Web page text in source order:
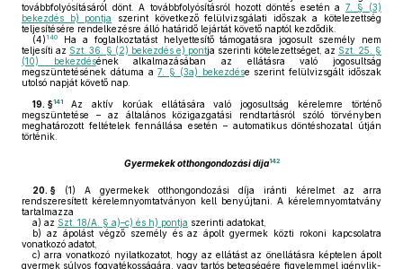
továbbfolyósításáról dönt. A továbbfolyósításról hozott döntés esetén a 7. § (3)
bekezdés b) pontja
szerint következő felülvizsgálati időszak a kötelezettség
teljesítésére rendelkezésre álló határidő lejártát követő naptól kezdődik.
(4) 140
Ha a foglalkoztatást helyettesítő támogatásra jogosult személy nem
teljesíti az Szt. 36. § (2) bekezdés e) pontja szerinti kötelezettséget, az Szt. 25. §
(10) bekezdésének alkalmazásában az ellátásra való jogosultság
megszüntetésének dátuma a7. § (3a) bekezdése szerint felülvizsgált időszak
utolsó napját követő nap.
19. §141
Az aktív korúak ellátására való jogosultság kérelemre történő
megszüntetése – az általános közigazgatási rendtartásról szóló törvényben
meghatározott feltételek fennállása esetén – automatikus döntéshozatal útján
történik.
Gyermekek otthongondozási díja142
20. § (1) A gyermekek otthongondozási díja iránti kérelmet az arra
rendszeresített kérelemnyomtatványon kell benyújtani. A kérelemnyomtatvány
tartalmazza
a) az Szt. 18/A. § a)–c) és h) pontja szerinti adatokat,
b) az ápolást végző személy és az ápolt gyermek közti rokoni kapcsolatra
vonatkozó adatot,
c) arra vonatkozó nyilatkozatot, hogy az ellátást az önellátásra képtelen ápolt
gyermek súlyos fogyatékosságára, vagy tartós betegségére figyelemmel igénylik-